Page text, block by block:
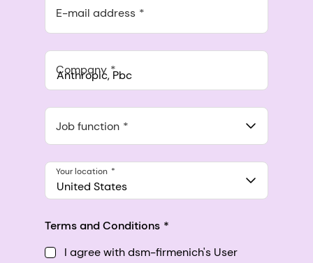
E-mail address
Company
548 Market St Pmb 90375, San Francisco, California, US
Job function
United States
Your location
Terms and Conditions
I agree with dsm-firmenich's User